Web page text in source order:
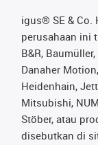
igus® SE & Co.
perusahaan ini
B&R,
Danaher
Heidenhain,
Mitsubishi,
Stöber, atau
disebutkan di